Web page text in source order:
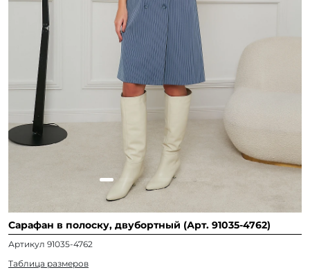
Сарафан в полоску, двубортный (Арт. 91035-4762)
Артикул 91035-4762
Таблица размеров